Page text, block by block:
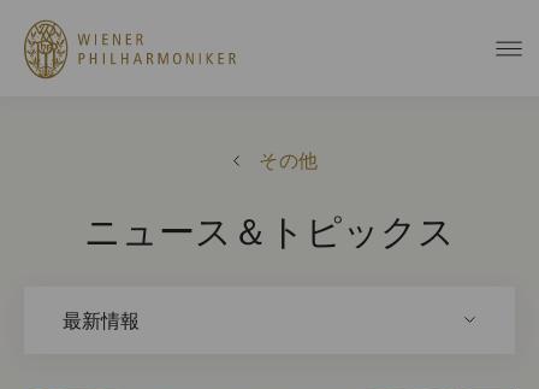
その他
ニュース＆トピックス
最新情報